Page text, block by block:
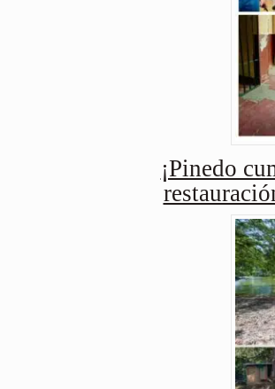
¡Pinedo